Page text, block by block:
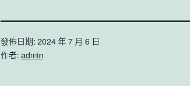
發佈日期: 2024 年 7 月 6 日
作者: admin